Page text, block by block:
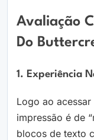
Avaliação
Do
1. Experiência
Logo ao
impressão é de
blocos de texto